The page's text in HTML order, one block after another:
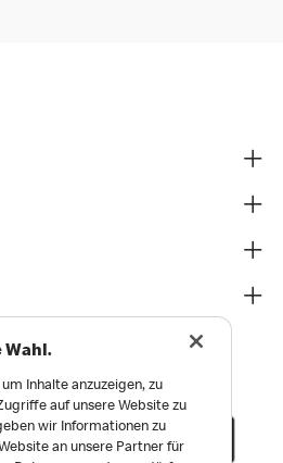
Wahl.
Inhalte anzuzeigen, zu
auf unsere Website zu
wir Informationen zu
an unsere Partner für